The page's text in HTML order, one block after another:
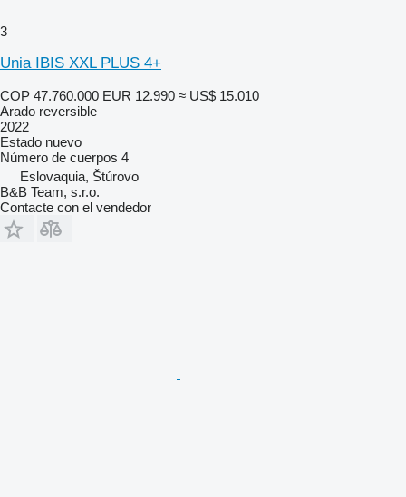
3
Unia IBIS XXL PLUS 4+
COP 47.760.000 EUR 12.990 ≈ US$ 15.010
Arado reversible
2022
Estado nuevo
Número de cuerpos 4
Eslovaquia, Štúrovo
B&B Team, s.r.o.
Contacte con el vendedor